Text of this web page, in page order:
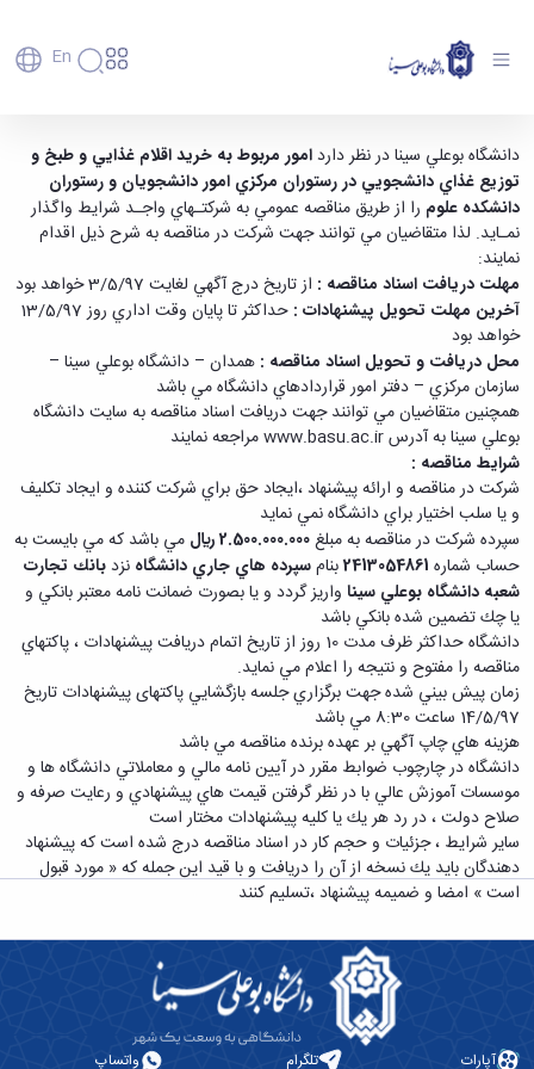
En
دانشگاه
تاریخچه
و
معرفی
برنامه
راهبردی
دانشگاه
نقشه
دانشگاه
ساختار
سازمانی
سازمان
دانشگاه
حوزه
ریاست
معاونت
توسعه
مدیریت
و
پشتیبانی
معاونت
آموزشی
و
تحصیلات
تکمیلی
معاونت
دانشجویی
معاونت
پژوهش
و
فناوری
فرهنگی
آموزش
پذیرش
کارشناسی
تحصیلات
تکمیلی
پسا
دکترا
استعدادهای
درخشان
دانشجویان
غیرایرانی
مهمانی
و
انتقال
حمایت‌های
تحصیلی
تحصیل
در
دانشگاه
D8
رشته‌های
تحصیلی
کارشناسی
تحصیلات
تکمیلی
آموزش‌های
آزاد
برنامه‌های
آموزشی
آموزش
زبان
فارسی
به
غیرفارسی‌زبانان
آموزش‌های
الکترونیکی
پژوهش
فناوری و
کارآفرینی
دفتر
با
صنعت
پردیس
علم
و
فناوری
مراکز
تحقیقات
و فناوری
پژوهشکده
شیمی
گیاهی
پژوهشکده
آب
مرکز
آپا
دانشگاه
بوعلی
سینا
آزمایشگاه
های
تحقیقاتی
آزمایشگاه
مرکزی
آزمایشگاه
تنش
مواد
دانشکده‌ها
پردیس
اصلی
کشاورزی
شیمی
و
علوم
نفت
علوم
انسانی
هنر
و
معماری
دامپزشکی
علوم
پایه
علوم
اقتصادی
و
اجتماعی
علوم
ورزشی
دانشکده
های
اقماری
فنی
و
مهندسی
کبودرآهنگ
مدیریت
رفاهی
رفاهی
پرسنل
اداره
رفاه
کارکنان
مهمانسرای
دانشگاه
رفاهی
دانشجویان
مدیریت
امور
دانشجویان
مرکز
مشاوره
و
سبک
زندگی
مرکز
بهداشت
و
درمان
خوابگاه‌های
دانشجویی
سلف
سرویس
ورزش و
سرگرمی
اداره
استخر
اعضای
هیأت
علمی
کارکنان
دانشجویان
فارغ
التحصیلان
فوق
برنامه
فعالیت‌های
دانشجویی
انجمن‌های
علمی
دانشجویی
تشکل‌های
اسلامی
دانشجویان
نشریات
دانشجویی
کانون‌های
فرهنگی
فعالیت‌های
داوطلبانه
سمن‌های
مرتبط
بنیاد
خیرین
حامی
دانشگاه
بوعلی
مردمی
پایگاه
خبری
بسنا
پیشخوان
احراز
هویت
ارتباط
با ما
روابط
بین
الملل
(قدم
الآن)
Apply
Now
آگهی مناقصه عمومی - دانشگاه بوعلی سینا همدان
دانشگاه بوعلي سينا در نظر دارد امور مربوط به خريد اقلام غذايي و طبخ و
توزيع غذاي دانشجويي در رستوران مركزي امور دانشجويان و رستوران
دانشكده علوم را از طريق مناقصه عمومي به شركتـهاي واجـد شرايط واگذار
نمـايد. لذا متقاضيان مي توانند جهت شركت در مناقصه به شرح ذيل اقدام
نمايند:
مهلت دريافت اسناد مناقصه : از تاريخ درج آگهي لغايت 3/5/97 خواهد بود
‌آخرين مهلت تحويل پيشنهادات :
حداكثر تا پايان وقت اداري روز 13/5/97
خواهد بود
محل دريافت و تحويل اسناد مناقصه : همدان – دانشگاه بوعلي سينا –
سازمان مركزي – دفتر امور قراردادهاي دانشگاه مي باشد
همچنين متقاضيان مي توانند جهت دريافت اسناد مناقصه به سايت دانشگاه
بوعلي سينا به آدرسwww.basu.ac.irمراجعه نمايند
شرايط مناقصه :
شركت در مناقصه و ارائه پيشنهاد ،‌ايجاد حق براي شركت كننده و ايجاد تكليف
و يا سلب اختيار براي دانشگاه نمي نمايد
سپرده شركت در مناقصه به مبلغ2.500.000.000 ريال
مي باشد كه مي بايست به
حساب شماره 2413054861بنامسپرده هاي جاري دانشگاه نزد بانك تجارت
شعبه دانشگاه بوعلي سينا واريز گردد و يا بصورت ضمانت نامه معتبر بانكي و
يا چك تضمين شده بانكي باشد
دانشگاه حداكثر ظرف مدت 10 روز از تاريخ اتمام دريافت پيشنهادات ، پاكتهاي
مناقصه را مفتوح و نتيجه را اعلام مي نمايد.
زمان پيش بيني شده جهت برگزاري جلسه بازگشايي پاكتهای پيشنهادات تاريخ
14/5/97 ساعت 8:30 مي باشد
هزينه هاي چاپ آگهي بر عهده برنده مناقصه مي باشد
دانشگاه در چارچوب ضوابط مقرر در آيين نامه مالي و معاملاتي دانشگاه ها و
موسسات آموزش عالي با در نظر گرفتن قيمت هاي پيشنهادي و رعايت صرفه و
صلاح دولت ، در رد هر يك يا كليه پيشنهادات مختار است
ساير شرايط ، جزئيات و حجم كار در اسناد مناقصه درج شده است كه پيشنهاد
دهندگان بايد يك نسخه از آن را دريافت و با قيد اين جمله كه « مورد قبول
است » امضا و ضميمه پيشنهاد ،‌تسليم كنند
آپارات تلگرام واتساپ